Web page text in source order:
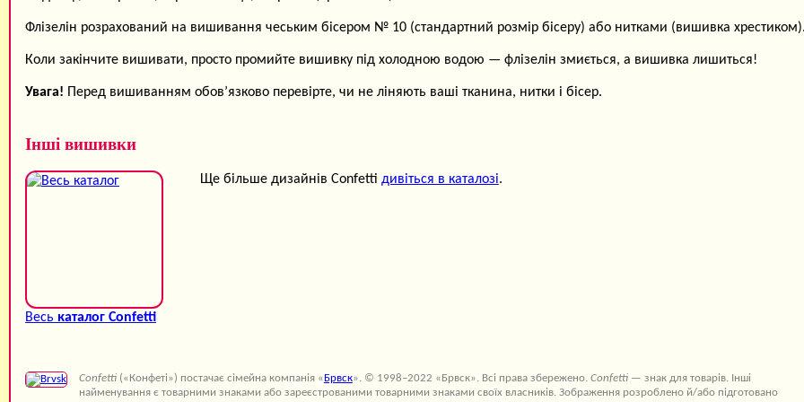
Флізелін розрахований на вишивання чеським бісером № 10 (стандартний розмір бісеру) або нитками (вишивка
Коли закінчите вишивати, просто промийте вишивку під холодною водою — флізелін змиється, а вишивка лишиться!
Увага! Перед вишиванням обов’язково перевірте, чи не ліняють ваші тканина, нитки і бісер.
Інші вишивки
Весь каталог Confetti
Ще більше дизайнів Confetti дивіться в каталозі.
Confetti(«Конфеті») постачає сімейна компанія « Брвск». © 1998–2022 «Брвск». Всі права збережено. Confetti— знак для товарів. Інші
найменування є товарними знаками або зареєстрованими товарними знаками своїх власників. Зображення розроблено й/або підготовано